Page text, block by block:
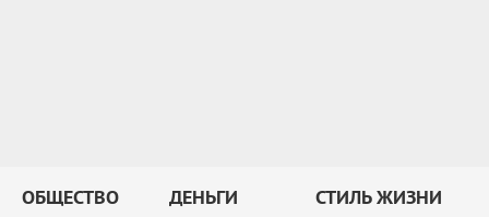
ОБЩЕСТВО ДЕНЬГИ СТИЛЬ ЖИЗНИ